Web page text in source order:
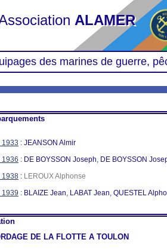
ALAMER
des marines de guerre,
1933 : JEANSON Almir
1936 : DE BOYSSON Joseph DE BOYSSON
1938 : LEROUX Alphonse
1939 : BLAIZE Jean LABAT Jean QUESTEL
DE LA FLOTTE A TOULON